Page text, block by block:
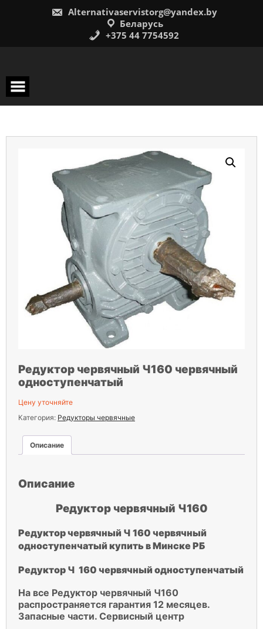
Alternativaservistorg@yandex.by
Беларусь
+375 44 7754592
Редуктор червячный Ч160 червячный
одноступенчатый
Цену уточняйте
Категория: Редукторы червячные
Описание
Описание
Редуктор червячный Ч160
Редуктор червячный Ч 160 червячный
одноступенчатый купить в Минске РБ
Редуктор Ч 160 червячный одноступенчатый
На все Редуктор червячный Ч160
распространяется гарантия 12 месяцев.
Запасные части. Сервисный центр